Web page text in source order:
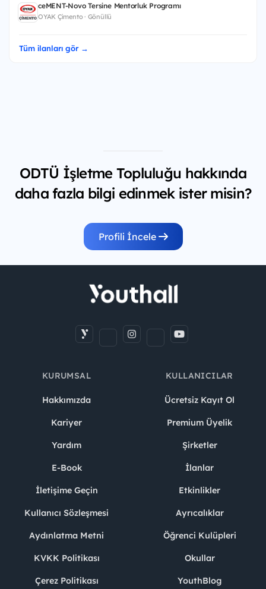
ceMENT-Novo Tersine Mentorluk Programı
OYAK Çimento · Gönüllü
Tüm ilanları gör →
ODTÜ İşletme Topluluğu hakkında
daha fazla bilgi edinmek ister misin?
Profili İncele
KURUMSAL
Hakkımızda
Kariyer
Yardım
E-Book
İletişime Geçin
Kullanıcı Sözleşmesi
Aydınlatma Metni
KVKK Politikası
Çerez Politikası
KULLANICILAR
Ücretsiz Kayıt Ol
Premium Üyelik
Şirketler
İlanlar
Etkinlikler
Ayrıcalıklar
Öğrenci Kulüpleri
Okullar
YouthBlog